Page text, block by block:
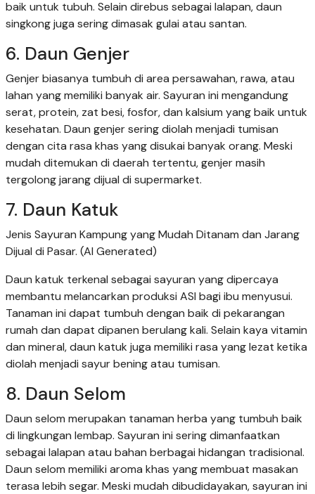
baik untuk tubuh. Selain direbus sebagai lalapan, daun
singkong juga sering dimasak gulai atau santan.
6. Daun Genjer
Genjer biasanya tumbuh di area persawahan, rawa, atau
lahan yang memiliki banyak air. Sayuran ini mengandung
serat, protein, zat besi, fosfor, dan kalsium yang baik untuk
kesehatan. Daun genjer sering diolah menjadi tumisan
dengan cita rasa khas yang disukai banyak orang. Meski
mudah ditemukan di daerah tertentu, genjer masih
tergolong jarang dijual di supermarket.
7. Daun Katuk
Jenis Sayuran Kampung yang Mudah Ditanam dan Jarang
Dijual di Pasar. (AI Generated)
Daun katuk terkenal sebagai sayuran yang dipercaya
membantu melancarkan produksi ASI bagi ibu menyusui.
Tanaman ini dapat tumbuh dengan baik di pekarangan
rumah dan dapat dipanen berulang kali. Selain kaya vitamin
dan mineral, daun katuk juga memiliki rasa yang lezat ketika
diolah menjadi sayur bening atau tumisan.
8. Daun Selom
Daun selom merupakan tanaman herba yang tumbuh baik
di lingkungan lembap. Sayuran ini sering dimanfaatkan
sebagai lalapan atau bahan berbagai hidangan tradisional.
Daun selom memiliki aroma khas yang membuat masakan
terasa lebih segar. Meski mudah dibudidayakan, sayuran ini